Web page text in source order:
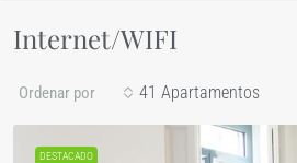
Internet/WIFI
41 Apartamentos
Ordenar por
DESTACADO